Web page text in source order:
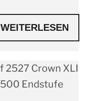
WEITERLESEN